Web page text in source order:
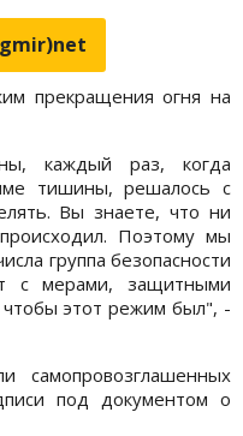
прекращения огня на
каждый раз, когда
тишины, решалось с
Вы знаете, что ни
Поэтому мы
группа безопасности
с мерами, защитными
этот режим был", -
самопровозглашенных
под документом о